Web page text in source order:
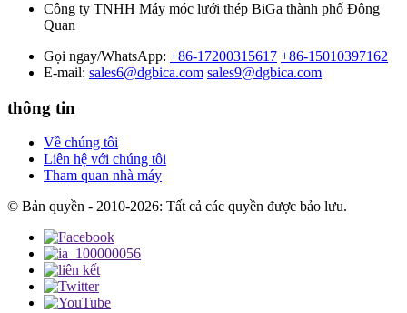
Công ty TNHH Máy móc lưới thép BiGa thành phố Đông
Quan
Gọi ngay/WhatsApp: +86-17200315617 +86-15010397162
E-mail: sales6@dgbica.com sales9@dgbica.com
thông tin
Về chúng tôi
Liên hệ với chúng tôi
Tham quan nhà máy
© Bản quyền - 2010-2026: Tất cả các quyền được bảo lưu.